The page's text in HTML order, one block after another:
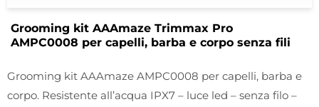
Grooming kit AAAmaze Trimmax Pro
AMPC0008 per capelli, barba e corpo senza fili
Grooming kit AAAmaze AMPC0008 per capelli, barba e
corpo. Resistente all’acqua IPX7 – luce led – senza filo –